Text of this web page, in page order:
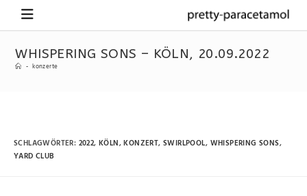
WHISPERING SONS – KÖLN, 20.09.2022
- konzerte
SCHLAGWÖRTER: 2022, KÖLN,KONZERT, SWIRLPOOL, WHISPERING SONS,
YARD CLUB